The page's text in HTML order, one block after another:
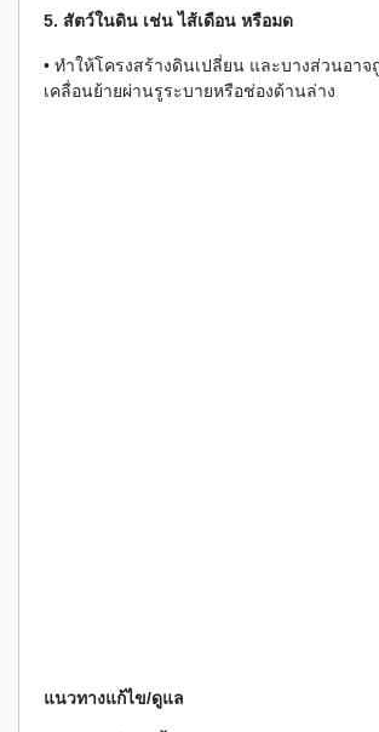
5. สัตว์ในดิน เช่น ไส้เดือน หรือมด
• ทำให้โครงสร้างดินเปลี่ยน และบางส่วนอา
เคลื่อนย้ายผ่านรูระบายหรือช่องด้านล่าง
แนวทางแก้ไข/ดูแล